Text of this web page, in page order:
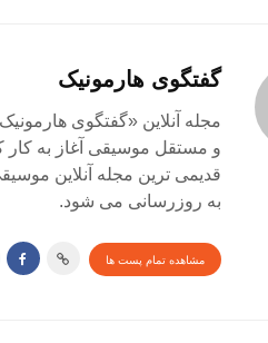
گفتگوی هارمونیک
و مستقل موسیقی آغاز به
قدیمی ترین مجله آنلاین
به روزرسانی می شود.
مشاهده تمام پست ها